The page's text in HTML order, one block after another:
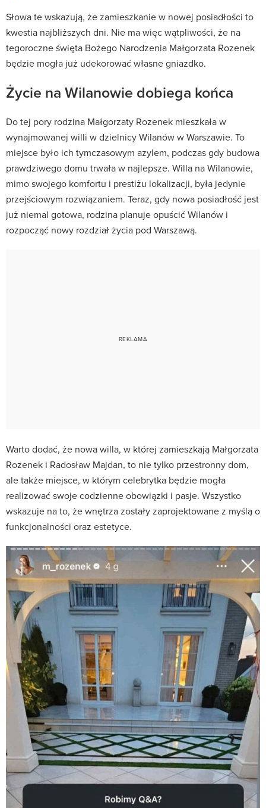
Słowa te wskazują, że zamieszkanie w nowej posiadłości to
kwestia najbliższych dni. Nie ma więc wątpliwości, że na
tegoroczne święta Bożego Narodzenia Małgorzata Rozenek
będzie mogła już udekorować własne gniazdko.
Życie na Wilanowie dobiega końca
Do tej pory rodzina Małgorzaty Rozenek mieszkała w
wynajmowanej willi w dzielnicy Wilanów w Warszawie. To
miejsce było ich tymczasowym azylem, podczas gdy budowa
prawdziwego domu trwała w najlepsze. Willa na Wilanowie,
mimo swojego komfortu i prestiżu lokalizacji, była jedynie
przejściowym rozwiązaniem. Teraz, gdy nowa posiadłość jest
już niemal gotowa, rodzina planuje opuścić Wilanów i
rozpocząć nowy rozdział życia pod Warszawą.
Warto dodać, że nowa willa, w której zamieszkają Małgorzata
Rozenek i Radosław Majdan, to nie tylko przestronny dom,
ale także miejsce, w którym celebrytka będzie mogła
realizować swoje codzienne obowiązki i pasje. Wszystko
wskazuje na to, że wnętrza zostały zaprojektowane z myślą o
funkcjonalności oraz estetyce.